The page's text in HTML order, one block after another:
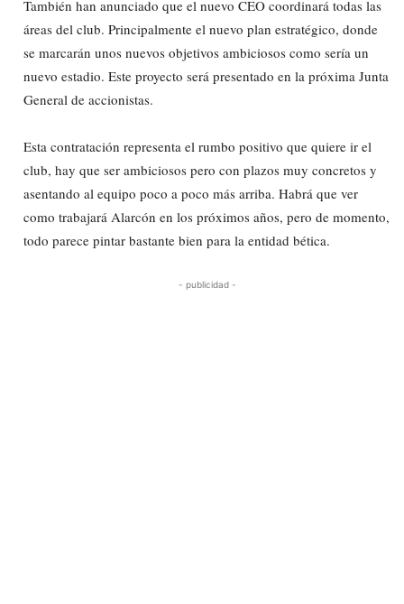
También han anunciado que el nuevo CEO coordinará todas las
áreas del club. Principalmente el nuevo plan estratégico, donde
se marcarán unos nuevos objetivos ambiciosos como sería un
nuevo estadio. Este proyecto será presentado en la próxima Junta
General de accionistas.
Esta contratación representa el rumbo positivo que quiere ir el
club, hay que ser ambiciosos pero con plazos muy concretos y
asentando al equipo poco a poco más arriba. Habrá que ver
como trabajará Alarcón en los próximos años, pero de momento,
todo parece pintar bastante bien para la entidad bética.
- publicidad -